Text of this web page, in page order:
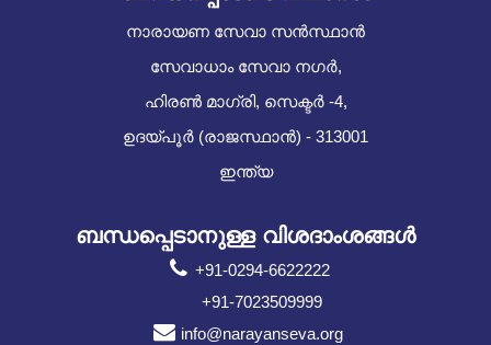
നാരായണ സേവാ സൻസ്ഥാൻ
സേവാധാം സേവാ നഗർ,
ഹിരൺ മാഗ്രി, സെക്ടർ -4,
ഉദയ്പൂർ (രാജസ്ഥാൻ) - 313001
ഇന്ത്യ
ബന്ധപ്പെടാനുള്ള വിശദാംശങ്ങൾ
+91-0294-6622222
+91-7023509999
info@narayanseva.org